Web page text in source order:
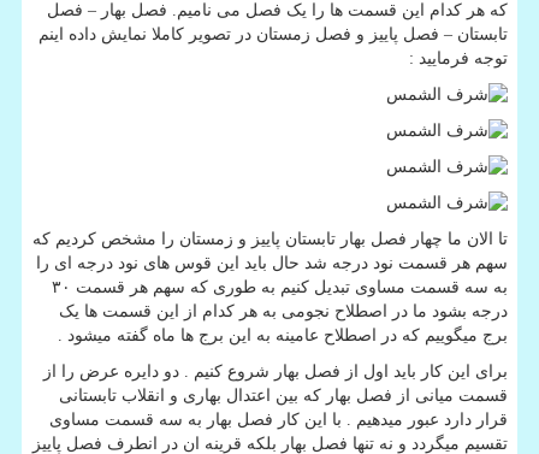
که هر کدام این قسمت ها را یک فصل می نامیم. فصل بهار – فصل
تابستان – فصل پاییز و فصل زمستان در تصویر کاملا نمایش داده اینم
توجه فرمایید :
تا الان ما چهار فصل بهار تابستان پاییز و زمستان را مشخص کردیم که
سهم هر قسمت نود درجه شد حال باید این قوس های نود درجه ای را
به سه قسمت مساوی تبدیل کنیم به طوری که سهم هر قسمت ۳۰
درجه بشود ما در اصطلاح نجومی به هر کدام از این قسمت ها یک
برج میگوییم که در اصطلاح عامینه به این برج ها ماه گفته میشود .
برای این کار باید اول از فصل بهار شروع کنیم . دو دایره عرض را از
قسمت میانی از فصل بهار که بین اعتدال بهاری و انقلاب تابستانی
قرار دارد عبور میدهیم . با این کار فصل بهار به سه قسمت مساوی
تقسیم میگردد و نه تنها فصل بهار بلکه قرینه ان در انطرف فصل پاییز